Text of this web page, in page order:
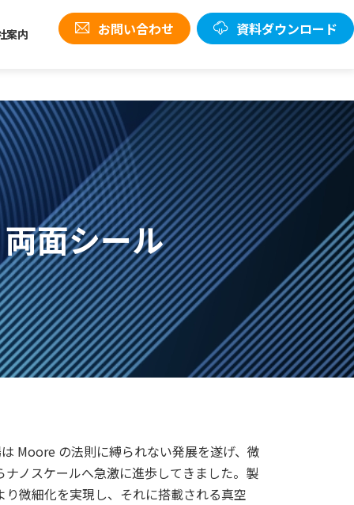
案内 お問い合わせ 資料ダウンロード
面シール
Moore の法則に縛られない発展を遂げ、微
ノスケールへ急激に進歩してきました。製
微細化を実現し、それに搭載される真空